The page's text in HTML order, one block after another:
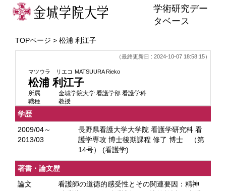
学術研究デー
タベース
TOPページ > 松浦 利江子
（最終更新日 : 2024-10-07 18:58:15）
マツウラ リエコ MATSUURA Rieko
松浦 利江子
所属
金城学院大学 看護学部 看護学科
職種
教授
学歴
2009/04～
2013/03
長野県看護大学大学院 看護学研究科 看
護学専攻 博士後期課程 修了 博士 （第
14号） (看護学)
著書・論文歴
論文
看護師の道徳的感受性とその関連要因：精神